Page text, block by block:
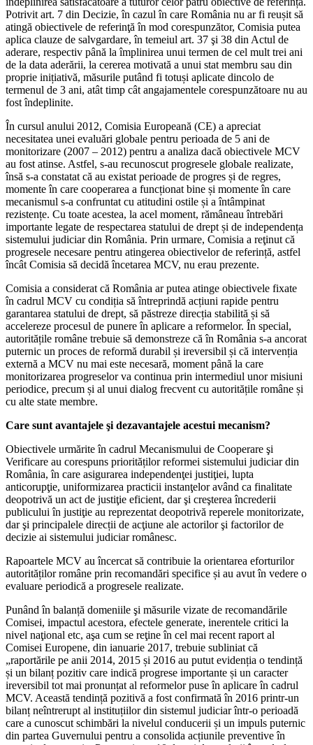
Potrivit art. 7 din Decizie, în cazul în care România nu ar fi reușit să
atingă obiectivele de referinţă în mod corespunzător, Comisia putea
aplica clauze de salvgardare, în temeiul art. 37 şi 38 din Actul de
aderare, respectiv până la împlinirea unui termen de cel mult trei ani
de la data aderării, la cererea motivată a unui stat membru sau din
proprie inițiativă, măsurile putând fi totuși aplicate dincolo de
termenul de 3 ani, atât timp cât angajamentele corespunzătoare nu au
fost îndeplinite.
În cursul anului 2012, Comisia Europeană (CE) a apreciat
necesitatea unei evaluări globale pentru perioada de 5 ani de
monitorizare (2007 – 2012) pentru a analiza dacă obiectivele MCV
au fost atinse. Astfel, s-au recunoscut progresele globale realizate,
însă s-a constatat că au existat perioade de progres și de regres,
momente în care cooperarea a funcționat bine și momente în care
mecanismul s-a confruntat cu atitudini ostile și a întâmpinat
rezistențe. Cu toate acestea, la acel moment, rămâneau întrebări
importante legate de respectarea statului de drept și de independența
sistemului judiciar din România. Prin urmare, Comisia a reţinut că
progresele necesare pentru atingerea obiectivelor de referință, astfel
încât Comisia să decidă încetarea MCV, nu erau prezente.
Comisia a considerat că România ar putea atinge obiectivele fixate
în cadrul MCV cu condiția să întreprindă acțiuni rapide pentru
garantarea statului de drept, să păstreze direcția stabilită și să
accelereze procesul de punere în aplicare a reformelor. În special,
autoritățile române trebuie să demonstreze că în România s-a ancorat
puternic un proces de reformă durabil și ireversibil și că intervenția
externă a MCV nu mai este necesară, moment până la care
monitorizarea progreselor va continua prin intermediul unor misiuni
periodice, precum și al unui dialog frecvent cu autoritățile române și
cu alte state membre.
Care sunt avantajele şi dezavantajele acestui mecanism?
Obiectivele urmărite în cadrul Mecanismului de Cooperare şi
Verificare au corespuns priorităților reformei sistemului judiciar din
România, în care asigurarea independenţei justiţiei, lupta
anticorupţie, uniformizarea practicii instanţelor având ca finalitate
deopotrivă un act de justiţie eficient, dar şi creşterea încrederii
publicului în justiţie au reprezentat deopotrivă reperele monitorizate,
dar şi principalele direcții de acţiune ale actorilor şi factorilor de
decizie ai sistemului judiciar românesc.
Rapoartele MCV au încercat să contribuie la orientarea eforturilor
autorităților române prin recomandări specifice și au avut în vedere o
evaluare periodică a progresele realizate.
Punând în balanță domeniile şi măsurile vizate de recomandările
Comisei, impactul acestora, efectele generate, inerentele critici la
nivel naţional etc, aşa cum se reţine în cel mai recent raport al
Comisei Europene, din ianuarie 2017, trebuie subliniat că
„raportările pe anii 2014, 2015 și 2016 au putut evidenția o tendință
și un bilanț pozitiv care indică progrese importante și un caracter
ireversibil tot mai pronunțat al reformelor puse în aplicare în cadrul
MCV. Această tendință pozitivă a fost confirmată în 2016 printr-un
bilanț neîntrerupt al instituțiilor din sistemul judiciar într-o perioadă
care a cunoscut schimbări la nivelul conducerii și un impuls puternic
din partea Guvernului pentru a consolida acțiunile preventive în